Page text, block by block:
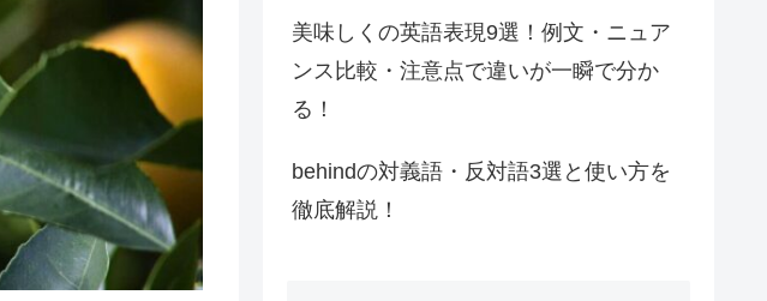
美味しくの英語表現9選！例文・ニュア
ンス比較・注意点で違いが一瞬で分か
る！
behindの対義語・反対語3選と使い方を
徹底解説！